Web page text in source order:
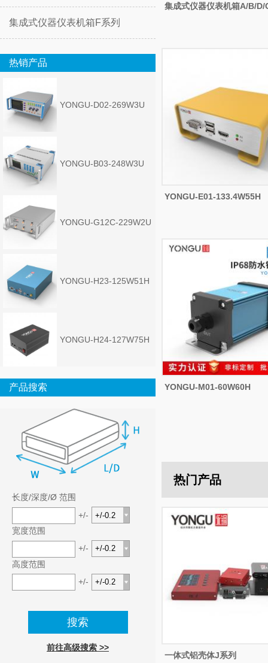
集成式仪器仪表机箱F系列
热销产品
YONGU-D02-269W3U
YONGU-B03-248W3U
YONGU-G12C-229W2U
YONGU-H23-125W51H
YONGU-H24-127W75H
产品搜索
长度/深度/Ø 范围
+/-
宽度范围
+/-
高度范围
+/-
前往高级搜索 >>
集成式仪器仪表机箱A/B/D/
YONGU-E01-133.4W55H
YONGU-M01-60W60H
热门产品
一体式铝壳体J系列